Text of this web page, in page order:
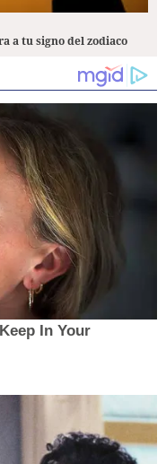
a tu signo del zodiaco
In Your